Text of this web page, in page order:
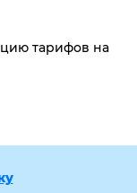
тарифов на